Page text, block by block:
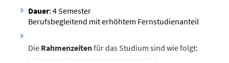
Dauer: 4 Semester
Berufsbegleitend mit erhöhtem Fernstudienanteil
Die Rahmenzeitenfür das Studium sind wie folgt: